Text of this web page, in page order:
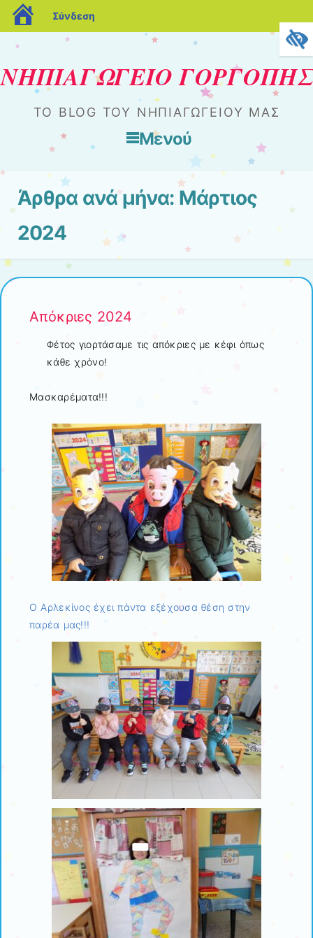
blogs.sch.gr
Σύνδεση
ΝΗΠΙΑΓΩΓΕΙΟ ΓΟΡΓΟΠΗΣ
ΤΟ BLOG ΤΟΥ ΝΗΠΙΑΓΩΓΕΊΟΥ ΜΑΣ
Μενού
Άρθρα ανά μήνα: Μάρτιος
2024
Απόκριες 2024
Φέτος γιορτάσαμε τις απόκριες με κέφι όπως
κάθε χρόνο!
Μασκαρέματα!!!
Ο Αρλεκίνος έχει πάντα εξέχουσα θέση στην
παρέα μας!!!